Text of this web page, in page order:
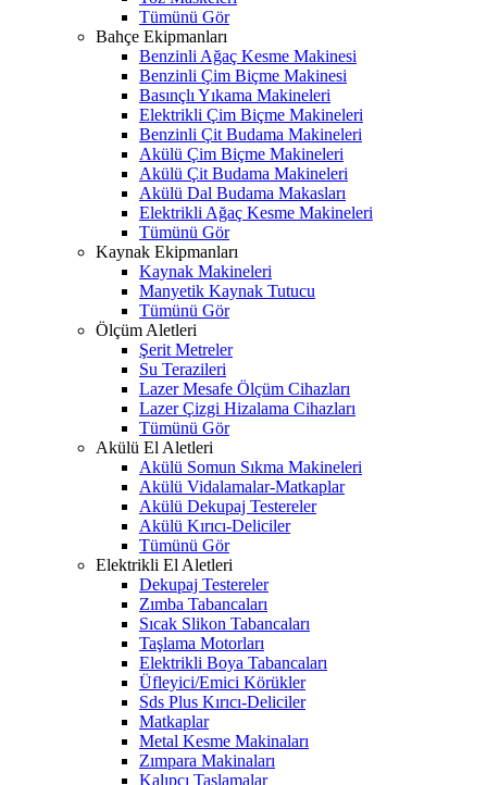
Tümünü Gör
Bahçe Ekipmanları
Benzinli Ağaç Kesme Makinesi
Benzinli Çim Biçme Makinesi
Basınçlı Yıkama Makineleri
Elektrikli Çim Biçme Makineleri
Benzinli Çit Budama Makineleri
Akülü Çim Biçme Makineleri
Akülü Çit Budama Makineleri
Akülü Dal Budama Makasları
Elektrikli Ağaç Kesme Makineleri
Tümünü Gör
Kaynak Ekipmanları
Kaynak Makineleri
Manyetik Kaynak Tutucu
Tümünü Gör
Ölçüm Aletleri
Şerit Metreler
Su Terazileri
Lazer Mesafe Ölçüm Cihazları
Lazer Çizgi Hizalama Cihazları
Tümünü Gör
Akülü El Aletleri
Akülü Somun Sıkma Makineleri
Akülü Vidalamalar-Matkaplar
Akülü Dekupaj Testereler
Akülü Kırıcı-Deliciler
Tümünü Gör
Elektrikli El Aletleri
Dekupaj Testereler
Zımba Tabancaları
Sıcak Slikon Tabancaları
Taşlama Motorları
Elektrikli Boya Tabancaları
Üfleyici/Emici Körükler
Sds Plus Kırıcı-Deliciler
Matkaplar
Metal Kesme Makinaları
Zımpara Makinaları
Kalıpçı Taşlamalar